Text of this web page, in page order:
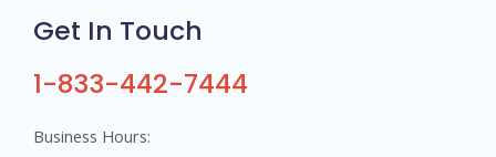
Get In Touch
1-833-442-7444
Business Hours: